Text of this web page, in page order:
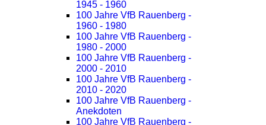
1945 - 1960
100 Jahre VfB Rauenberg -
1960 - 1980
100 Jahre VfB Rauenberg -
1980 - 2000
100 Jahre VfB Rauenberg -
2000 - 2010
100 Jahre VfB Rauenberg -
2010 - 2020
100 Jahre VfB Rauenberg -
Anekdoten
100 Jahre VfB Rauenberg -